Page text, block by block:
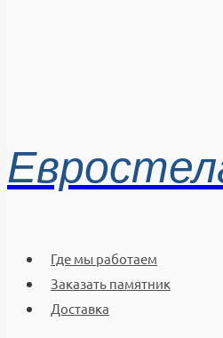
Где мы работаем
Заказать памятник
Доставка